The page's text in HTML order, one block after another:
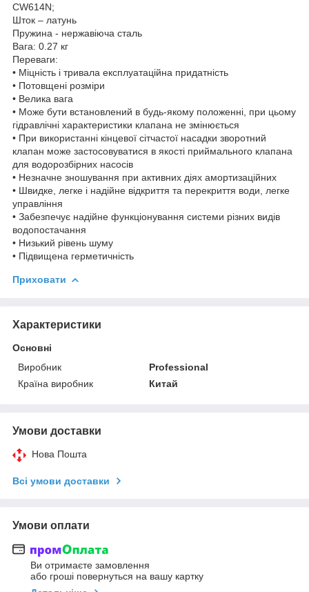
CW614N;
Шток – латунь
Пружина - нержавіюча сталь
Вага: 0.27 кг
Переваги:
• Міцність і тривала експлуатаційна придатність
• Потовщені розміри
• Велика вага
• Може бути встановлений в будь-якому положенні, при цьому
гідравлічні характеристики клапана не змінюється
• При використанні кінцевої сітчастої насадки зворотний
клапан може застосовуватися в якості приймального клапана
для водорозбірних насосів
• Незначне зношування при активних діях амортизаційних
• Швидке, легке і надійне відкриття та перекриття води, легке
управління
• Забезпечує надійне функціонування системи різних видів
водопостачання
• Низький рівень шуму
• Підвищена герметичність
Приховати
Характеристики
Основні
Виробник
Professional
Країна виробник
Китай
Умови доставки
Нова Пошта
Всі умови доставки
Умови оплати
Ви отримаєте замовлення
або гроші повернуться на вашу картку